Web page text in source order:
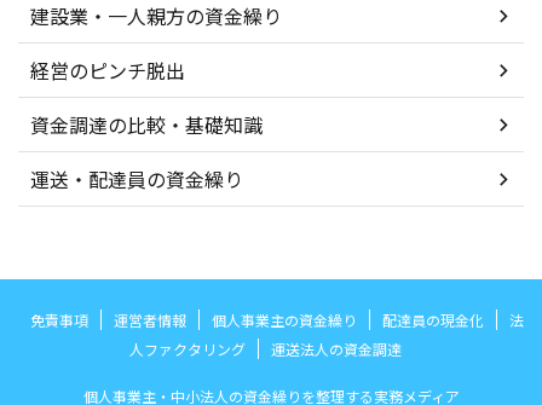
建設業・一人親方の資金繰り
経営のピンチ脱出
資金調達の比較・基礎知識
運送・配達員の資金繰り
免責事項 運営者情報 個人事業主の資金繰り 配達員の現金化
法
人ファクタリング
運送法人の資金調達
個人事業主・中小法人の資金繰りを整理する実務メディア